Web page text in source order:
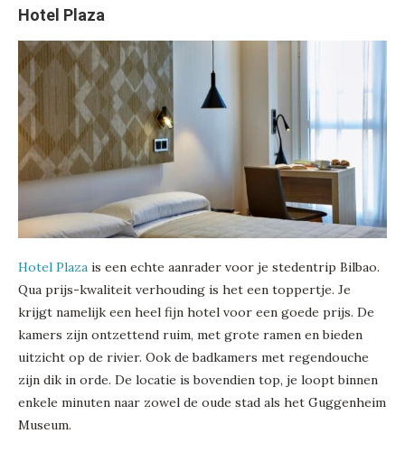
Hotel Plaza
Hotel Plaza is een echte aanrader voor je stedentrip Bilbao.
Qua prijs-kwaliteit verhouding is het een toppertje. Je
krijgt namelijk een heel fijn hotel voor een goede prijs. De
kamers zijn ontzettend ruim, met grote ramen en bieden
uitzicht op de rivier. Ook de badkamers met regendouche
zijn dik in orde. De locatie is bovendien top, je loopt binnen
enkele minuten naar zowel de oude stad als het Guggenheim
Museum.